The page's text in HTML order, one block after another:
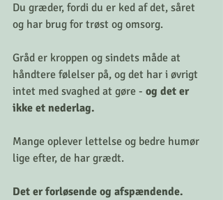
Du græder, fordi du er ked af det, såret
og har brug for trøst og omsorg.
Gråd er kroppen og sindets måde at
håndtere følelser på, og det har i øvrigt
intet med svaghed at gøre - og det er
ikke et nederlag.
Mange oplever lettelse og bedre humør
lige efter, de har grædt.
Det er forløsende og afspændende.